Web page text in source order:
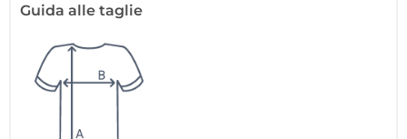
Guida alle taglie